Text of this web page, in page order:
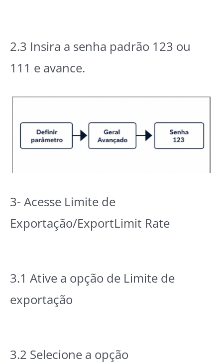
2.3 Insira a senha padrão 123 ou
111 e avance.
3- Acesse Limite de
Exportação/ExportLimit Rate
3.1 Ative a opção de Limite de
exportação
3.2 Selecione a opção